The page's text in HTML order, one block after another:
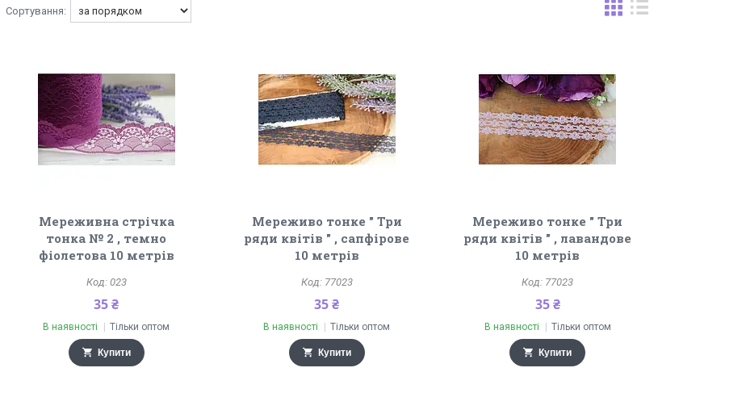
Мереживна стрічка
тонка № 2 , темно
фіолетова 10 метрів
023
35 ₴
В наявності Тільки оптом
Купити
Мереживо тонке " Три
ряди квітів " , сапфірове
10 метрів
77023
35 ₴
В наявності Тільки оптом
Купити
Мереживо тонке " Три
ряди квітів " , лавандове
10 метрів
77023
35 ₴
В наявності Тільки оптом
Купити